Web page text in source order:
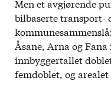
Men et avgjørende
bilbaserte transport-
Åsane, Arna og
innbyggertallet
femdoblet, og